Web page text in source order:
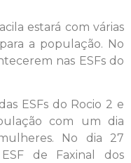
estará com várias
a população. No
nas ESFs do
ESFs do Rocio 2 e
com um dia
No dia 27
de Faxinal dos